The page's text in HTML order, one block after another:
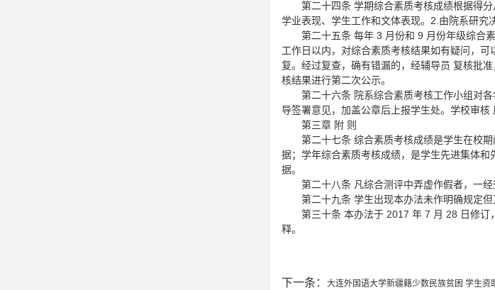
第二十四条 学期综合素质考核成绩根据得
学业表现、学生工作和文体表现。2.由院系研究
第二十五条 每年 3 月份和 9 月份年级综合
工作日以内，对综合素质考核结果如有疑问，
复。经过复查，确有错漏的，经辅导员 复核批
核结果进行第二次公示。
第二十六条 院系综合素质考核工作小组对
导签署意见，加盖公章后上报学生处。学校审核
第三章 附 则
第二十七条 综合素质考核成绩是学生在校
据；学年综合素质考核成绩，是学生先进集体
据。
第二十八条 凡综合测评中弄虚作假者，一
第二十九条 学生出现本办法未作明确规定
第三十条 本办法于 2017 年 7 月 28 日修
释。
下一条： 大连外国语大学新疆籍少数民族贫困 学生资